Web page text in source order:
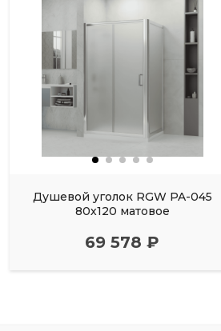
Душевой уголок RGW PA-045
80х120 матовое
69 578 ₽